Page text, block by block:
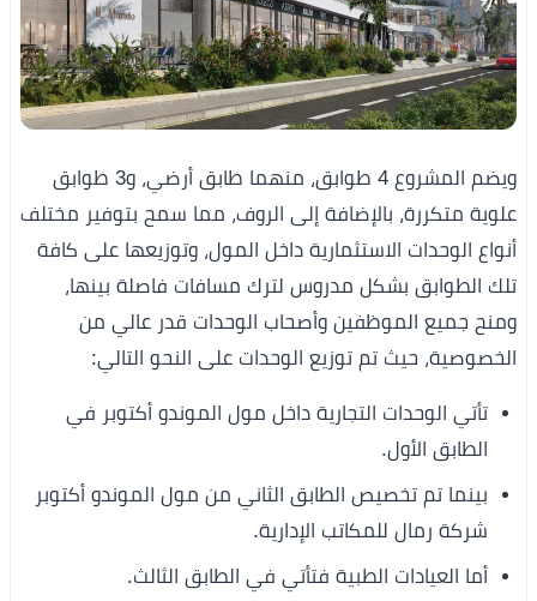
ويضم المشروع 4 طوابق، منهما طابق أرضي، و3 طوابق
علوية متكررة، بالإضافة إلى الروف، مما سمح بتوفير مختلف
أنواع الوحدات الاستثمارية داخل المول، وتوزيعها على كافة
تلك الطوابق بشكل مدروس لترك مسافات فاصلة بينها،
ومنح جميع الموظفين وأصحاب الوحدات قدر عالي من
الخصوصية، حيث تم توزيع الوحدات على النحو التالي:
تأتي الوحدات التجارية داخل مول الموندو أكتوبر في
الطابق الأول.
بينما تم تخصيص الطابق الثاني من مول الموندو أكتوبر
شركة رمال للمكاتب الإدارية.
أما العيادات الطبية فتأتي في الطابق الثالث.